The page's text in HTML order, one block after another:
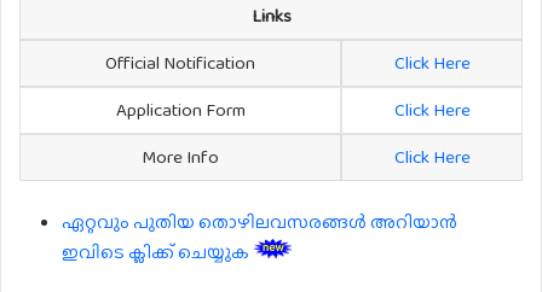
Links
Official Notification
Click Here
Application Form
Click Here
More Info
Click Here
ഏറ്റവും പുതിയ തൊഴിലവസരങ്ങൾ അറിയാൻ
ഇവിടെ ക്ലിക്ക് ചെയ്യുക